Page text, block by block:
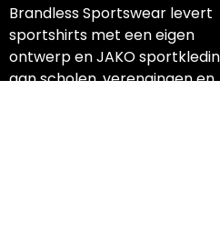
Brandless Sportswear levert
sportshirts met een eigen
ontwerp en JAKO
aan scholen, verengingen en